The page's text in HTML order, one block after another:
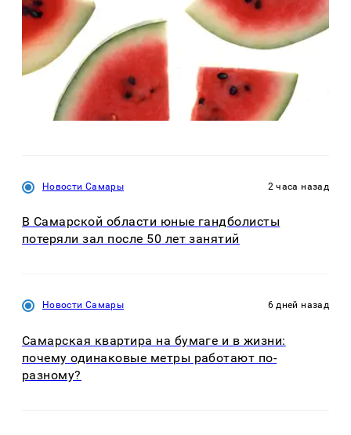
Новости Самары 2 часа назад
В Самарской области юные гандболисты
потеряли зал после 50 лет занятий
Новости Самары 6 дней назад
Самарская квартира на бумаге и в жизни:
почему одинаковые метры работают по-
разному?